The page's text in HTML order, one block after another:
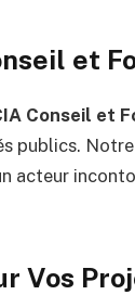
et
Conseil et
publics.
acteur
Vos